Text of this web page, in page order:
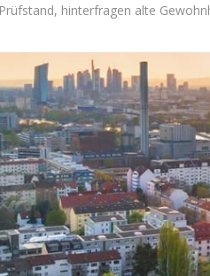
hinterfragen alte